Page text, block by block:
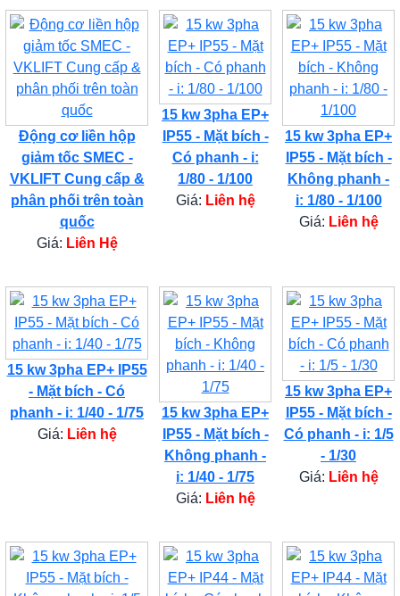
Động cơ liền hộp
giảm tốc SMEC -
VKLIFT Cung cấp &
phân phối trên toàn
quốc
Giá: Liên Hệ
15 kw 3pha EP+
IP55 - Mặt bích -
Có phanh - i:
1/80 - 1/100
Giá: Liên hệ
15 kw 3pha EP+
IP55 - Mặt bích -
Không phanh -
i: 1/80 - 1/100
Giá: Liên hệ
15 kw 3pha EP+ IP55
- Mặt bích - Có
phanh - i: 1/40 - 1/75
Giá: Liên hệ
15 kw 3pha EP+
IP55 - Mặt bích -
Không phanh -
i: 1/40 - 1/75
Giá: Liên hệ
15 kw 3pha EP+
IP55 - Mặt bích -
Có phanh - i: 1/5
- 1/30
Giá: Liên hệ